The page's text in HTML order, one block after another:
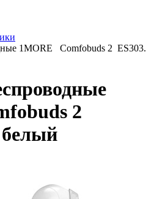
1MORE Comfobuds 2 ES303.
2